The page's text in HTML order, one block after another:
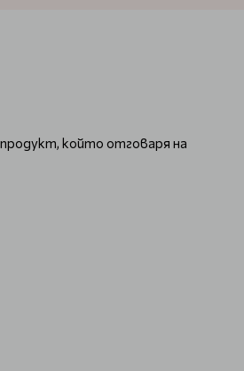
който отговаря на